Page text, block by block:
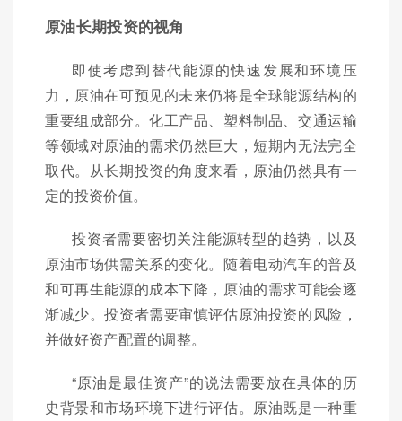
原油长期投资的视角
即使考虑到替代能源的快速发展和环境压
力，原油在可预见的未来仍将是全球能源结构的
重要组成部分。化工产品、塑料制品、交通运输
等领域对原油的需求仍然巨大，短期内无法完全
取代。从长期投资的角度来看，原油仍然具有一
定的投资价值。
投资者需要密切关注能源转型的趋势，以及
原油市场供需关系的变化。随着电动汽车的普及
和可再生能源的成本下降，原油的需求可能会逐
渐减少。投资者需要审慎评估原油投资的风险，
并做好资产配置的调整。
“原油是最佳资产”的说法需要放在具体的历
史背景和市场环境下进行评估。原油既是一种重